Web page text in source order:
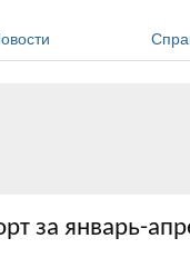
за январь-